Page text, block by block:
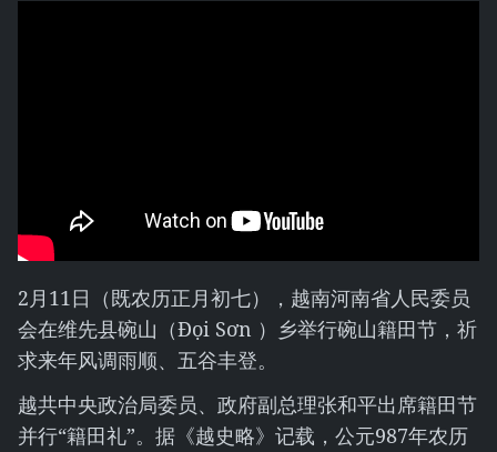
2月11日（既农历正月初七），越南河南省人民委员
会在维先县碗山（Đọi Sơn ）乡举行碗山籍田节，祈
求来年风调雨顺、五谷丰登。
越共中央政治局委员、政府副总理张和平出席籍田节
并行“籍田礼”。据《越史略》记载，公元987年农历